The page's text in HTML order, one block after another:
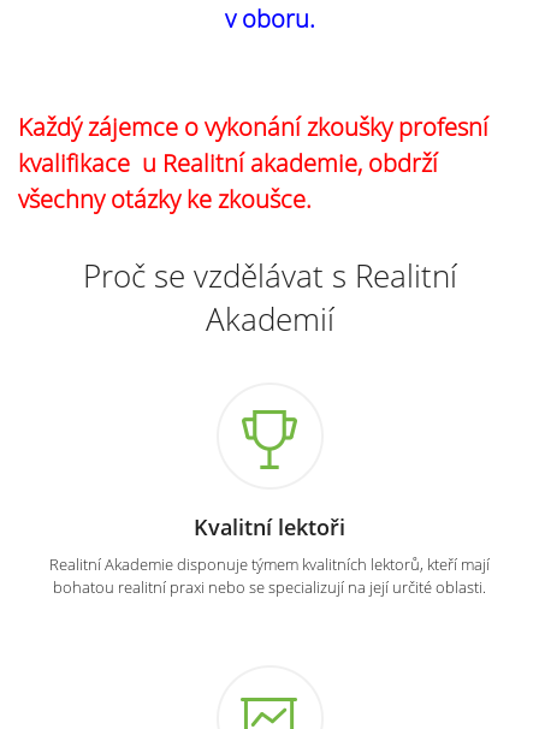
v oboru.
Každý zájemce o vykonání zkoušky profesní
kvalifikace u Realitní akademie, obdrží
všechny otázky ke zkoušce.
Proč se vzdělávat s Realitní
Akademií
Kvalitní lektoři
Realitní Akademie disponuje týmem kvalitních lektorů, kteří mají
bohatou realitní praxi nebo se specializují na její určité oblasti.